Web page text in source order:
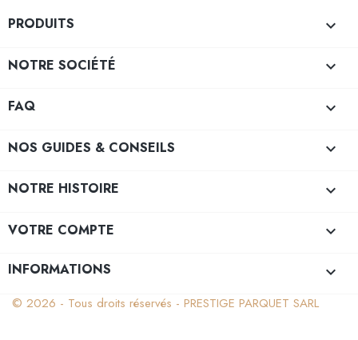
PRODUITS 
NOTRE SOCIÉTÉ 
FAQ 
NOS GUIDES & CONSEILS 
NOTRE HISTOIRE 
VOTRE COMPTE 
INFORMATIONS keyboard_arrow_down
© 2026 - Tous droits réservés - PRESTIGE PARQUET SARL